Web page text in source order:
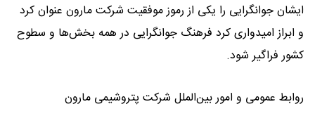
ایشان جوانگرایی را یکی از رموز موفقیت شرکت مارون عنوان کرد
و ابراز امیدواری کرد فرهنگ جوانگرایی در همه بخش‌ها و سطوح
کشور فراگیر شود.
روابط عمومی و امور بین‌الملل شرکت پتروشیمی مارون